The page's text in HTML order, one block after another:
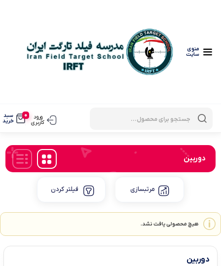
منوی
سایت
search ورود
کاربری
0 سبد
خرید
دوربین
مرتبسازی فیلتر کردن
هیچ محصولی یافت نشد.
دوربین